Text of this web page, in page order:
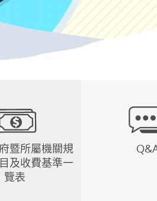
暨所屬機關規
及收費基準一
覽表